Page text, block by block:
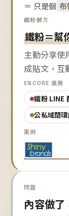
＝ 只是個 布
鐵粉解方
鐵粉＝幫
主動分享使
成貼文，互
ENCORE 服務
鐵粉 LINE
公私域閉
案例
問題
內容做了